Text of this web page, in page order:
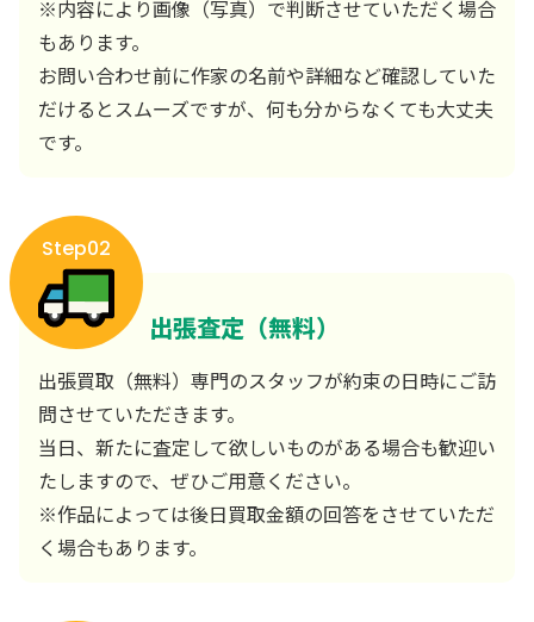
※内容により画像（写真）で判断させていただく場合
もあります。
お問い合わせ前に作家の名前や詳細など確認していた
だけるとスムーズですが、何も分からなくても大丈夫
です。
Step02
出張査定（無料）
出張買取（無料）専門のスタッフが約束の日時にご訪
問させていただきます。
当日、新たに査定して欲しいものがある場合も歓迎い
たしますので、ぜひご用意ください。
※作品によっては後日買取金額の回答をさせていただ
く場合もあります。